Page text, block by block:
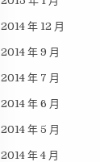
2014 年 12 月
2014 年 9 月
2014 年 7 月
2014 年 6 月
2014 年 5 月
2014 年 4 月